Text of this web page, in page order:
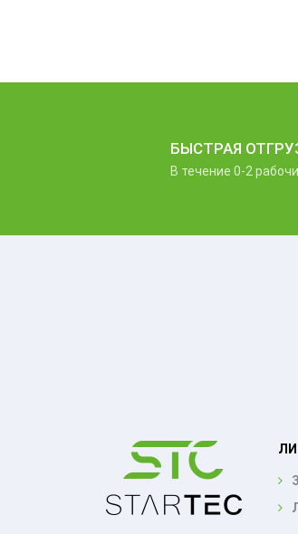
БЫСТРАЯ
В течение 0-2